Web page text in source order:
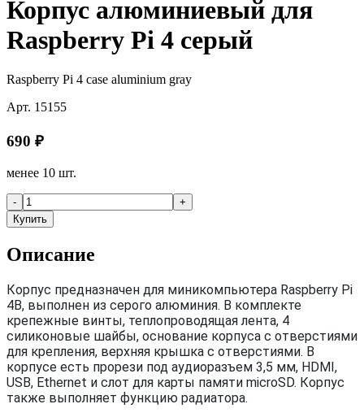
Корпус алюминиевый для
Raspberry Pi 4 серый
Raspberry Pi 4 case aluminium gray
Арт. 15155
690 ₽
менее 10 шт.
-
+
Купить
Описание
Корпус предназначен для миникомпьютера Raspberry Pi
4B, выполнен из серого алюминия. В комплекте
крепежные винты, теплопроводящая лента, 4
силиконовые шайбы, основание корпуса с отверстиями
для крепления, верхняя крышка с отверстиями. В
корпусе есть прорези под аудиоразъем 3,5 мм, HDMI,
USB, Ethernet и слот для карты памяти microSD. Корпус
также выполняет функцию радиатора.